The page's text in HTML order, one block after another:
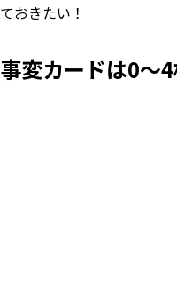
ておきたい！
事変カードは0〜4